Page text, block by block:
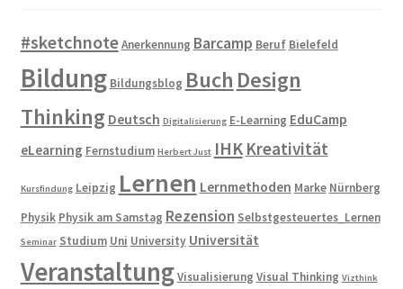
#sketchnoteAnerkennung Barcamp Beruf Bielefeld
Bildung Bildungsblog Buch Design
Thinking Deutsch Digitalisierung E-Learning EduCamp
eLearning Fernstudium Herbert Just IHK Kreativität
Kursfindung Leipzig Lernen Lernmethoden Marke Nürnberg
Physik Physik am Samstag Rezension Selbstgesteuertes_Lernen
Seminar Studium Uni University Universität
VeranstaltungVisualisierung Visual Thinking Vizthink